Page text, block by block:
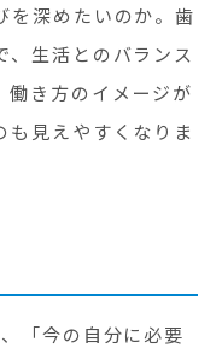
を深めたいのか。歯
生活とのバランス
働き方のイメージが
も見えやすくなりま
「今の自分に必要